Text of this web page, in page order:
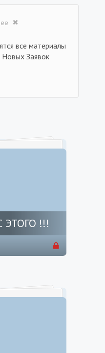
все материалы
Новых Заявок
ЭТОГО !!!